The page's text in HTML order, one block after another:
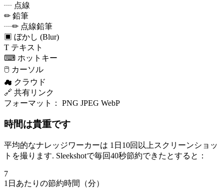
┈ 点線
✏ 鉛筆
┈✏ 点線鉛筆
▣ ぼかし (Blur)
T テキスト
⌨ ホットキー
🖱 カーソル
☁ クラウド
🔗 共有リンク
フォーマット：
PNG JPEG WebP
時間は貴重です
平均的なナレッジワーカーは 1日10回以上スクリーンショッ
トを撮ります. Sleekshotで毎回40秒節約できたとすると：
7
1日あたりの節約時間（分）